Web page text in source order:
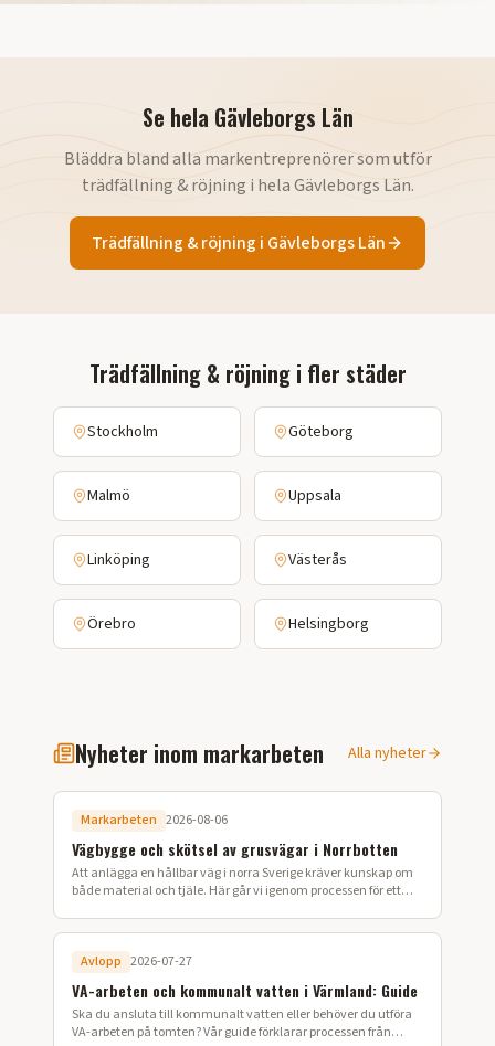
Se hela Gävleborgs Län
Bläddra bland alla markentreprenörer som utför
trädfällning & röjning i helaGävleborgs Län.
Trädfällning & röjning i Gävleborgs Län
Trädfällning & röjningi fler städer
Stockholm Göteborg
Malmö Uppsala
Linköping Västerås
Örebro Helsingborg
Nyheter inom markarbeten Alla nyheter
Markarbeten 2026-08-06
Vägbygge och skötsel av grusvägar i Norrbotten
Att anlägga en hållbar väg i norra Sverige kräver kunskap om
både material och tjäle. Här går vi igenom processen för ett
Avlopp 2026-07-27
VA-arbeten och kommunalt vatten i Värmland: Guide
Ska du ansluta till kommunalt vatten eller behöver du utföra
VA-arbeten på tomten? Vår guide förklarar processen från